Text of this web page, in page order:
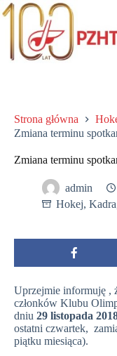
Przejdź
do
Strona główna
Zmiana terminu
Zmiana terminu
admin
Hokej, Kadra
Uprzejmie informuję ,
członków Klubu
dniu 29 listopada
ostatni czwartek,
piątku miesiąca).